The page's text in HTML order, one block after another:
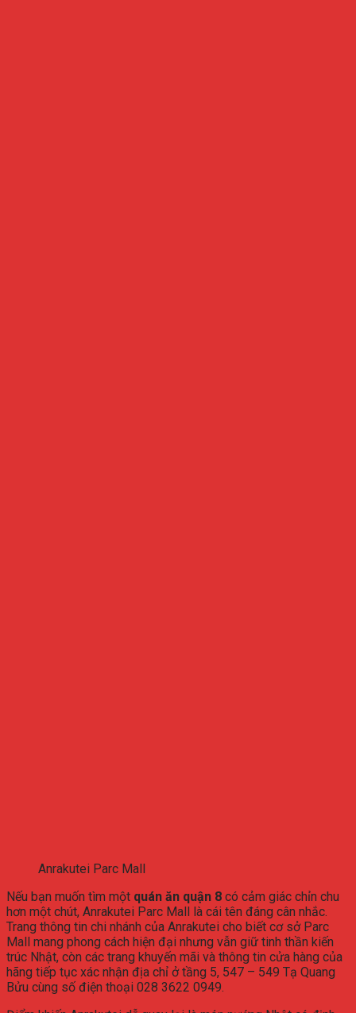
Anrakutei Parc Mall
Nếu bạn muốn tìm một quán ăn quận 8 có cảm giác chỉn chu
hơn một chút, Anrakutei Parc Mall là cái tên đáng cân nhắc.
Trang thông tin chi nhánh của Anrakutei cho biết cơ sở Parc
Mall mang phong cách hiện đại nhưng vẫn giữ tinh thần kiến
trúc Nhật, còn các trang khuyến mãi và thông tin cửa hàng của
hãng tiếp tục xác nhận địa chỉ ởtầng 5, 547 – 549 Tạ Quang
Bửu cùng số điện thoại 028 3622 0949.